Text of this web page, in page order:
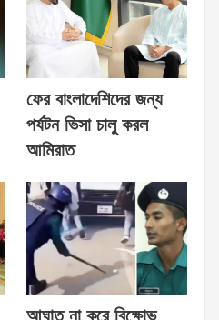
ফের বাংলাদেশিদের জন্য
পর্যটন ভিসা চালু করল
আমিরাত